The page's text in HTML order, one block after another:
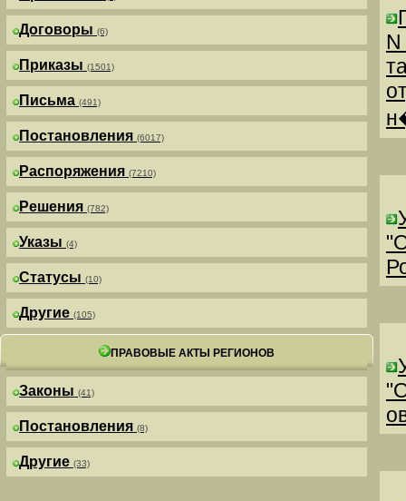
Договоры (6)
Приказы (1501)
Письма (491)
Постановления (6017)
Распоряжения (7210)
Решения (782)
Указы (4)
Статусы (10)
Другие (105)
ПРАВОВЫЕ АКТЫ РЕГИОНОВ
Законы (41)
Постановления (8)
Другие (33)